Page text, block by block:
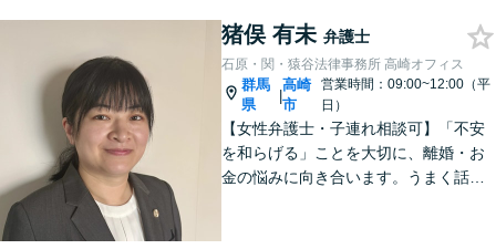
猪俣 有未 弁護士
石原・関・猿谷法律事務所 高崎オフィス
群馬
県
|
高崎
市
営業時間：09:00~12:00（平
日）
【女性弁護士・子連れ相談可】「不安
を和らげる」ことを大切に、離婚・お
金の悩みに向き合います。うまく話せ